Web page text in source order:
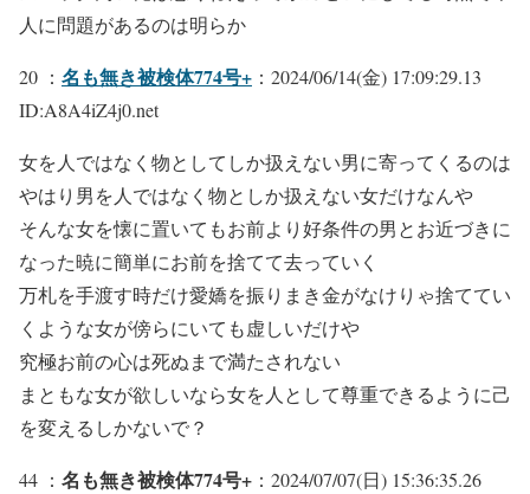
人に問題があるのは明らか
20 ： 名も無き被検体774号+ ：2024/06/14(金) 17:09:29.13
ID:A8A4iZ4j0.net
女を人ではなく物としてしか扱えない男に寄ってくるのは
やはり男を人ではなく物としか扱えない女だけなんや
そんな女を懐に置いてもお前より好条件の男とお近づきに
なった暁に簡単にお前を捨てて去っていく
万札を手渡す時だけ愛嬌を振りまき金がなけりゃ捨ててい
くような女が傍らにいても虚しいだけや
究極お前の心は死ぬまで満たされない
まともな女が欲しいなら女を人として尊重できるように己
を変えるしかないで？
44 ： 名も無き被検体774号+ ：2024/07/07(日) 15:36:35.26